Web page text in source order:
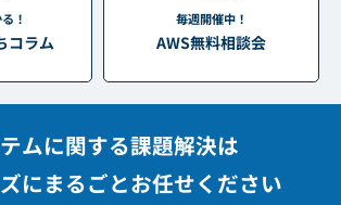
！
コラム
毎週開催中！
AWS無料相談会
ムに関する課題解決は
にまるごとお任せください